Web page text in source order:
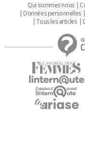
Qui sommes nous
Données personnelles
Tous les articles